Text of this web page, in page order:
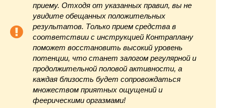
приему. Отходя от указанных правил, вы не
увидите обещанных положительных
результатов. Только прием средства в
соответствии с инструкцией Контраплану
поможет восстановить высокий уровень
потенции, что станет залогом регулярной и
продолжительной половой активности, а
каждая близость будет сопровождаться
множеством приятных ощущений и
феерическими оргазмами!